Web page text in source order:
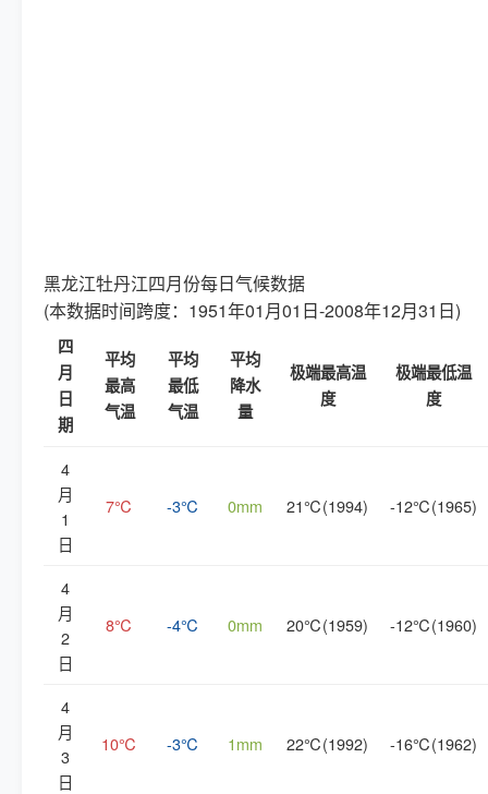
黑龙江牡丹江四月份每日气候数据
(本数据时间跨度：1951年01月01日-2008年12月31日)
四
月
日
期
平均
最高
气温
平均
最低
气温
平均
降水
量
极端最高温
度
极端最低温
度
4
月
1
日
7℃ -3℃ 0mm 21℃(1994) -12℃(1965)
4
月
2
日
8℃ -4℃ 0mm 20℃(1959) -12℃(1960)
4
月
3
日
10℃ -3℃ 1mm 22℃(1992) -16℃(1962)